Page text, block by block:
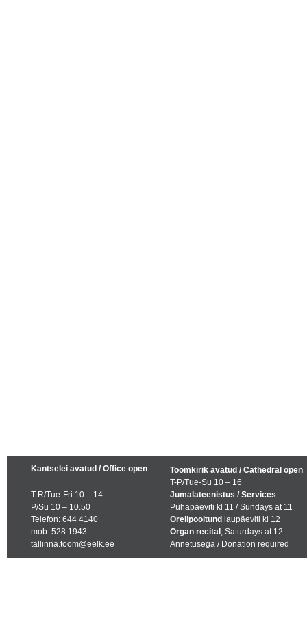
Kantselei avatud / Office open
T-R/Tue-Fri 10 – 14
P/Su 10 – 10.50
Telefon: 644 4140
mob: 528 1943
tallinna.toom@eelk.ee
Toomkirik avatud / Cathedral open
T-P/Tue-Su 10 – 16
Jumalateenistus / Services
Pühapäeviti kl 11 / Sundays at 11
Orelipooltund laupäeviti kl 12
Organ recital , Saturdays at 12
Annetusega / Donation required